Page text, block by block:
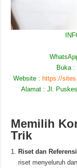
Buka :
Website : https://
Alamat : Jl.
Memilih
Trik
Riset dan
riset menyeluruh